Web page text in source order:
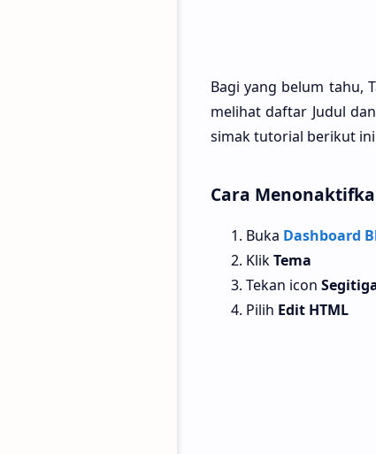
Bagi yang belum tahu,
melihat daftar Judul
simak tutorial berikut
Cara
Buka Dashboard
KlikTema
Tekan icon
Pilih Edit HTML